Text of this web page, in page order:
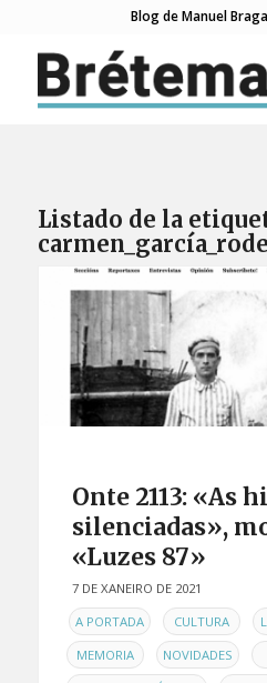
Blog de Manuel
Listado de la
Onte 2113: «As
silenciadas»,
«Luzes 87»
7 DE XANEIRO DE 2021
ENA PORTADA , CULTURA ,
MEMORIA , NOVIDADES ,